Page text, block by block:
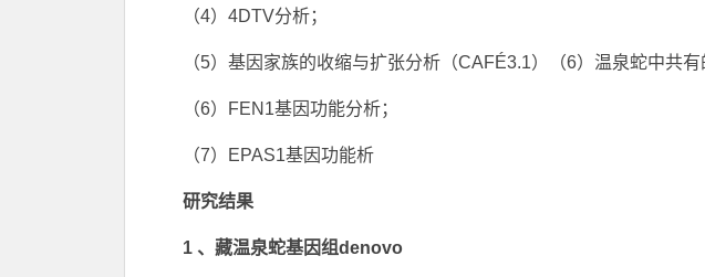
（4）4DTV分析；
（5）基因家族的收缩与扩张分析（CAFÉ3.1）（6）温泉蛇中共
（6）FEN1基因功能分析；
（7）EPAS1基因功能析
研究结果
1 、藏温泉蛇基因组denovo